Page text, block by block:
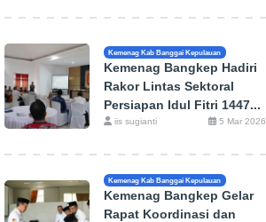
Kemenag Kab Banggai Kepulauan
Kemenag Bangkep Hadiri
Rakor Lintas Sektoral
Persiapan Idul Fitri 1447...
iis sugianti 5 Mar 2026
Kemenag Kab Banggai Kepulauan
Kemenag Bangkep Gelar
Rapat Koordinasi dan